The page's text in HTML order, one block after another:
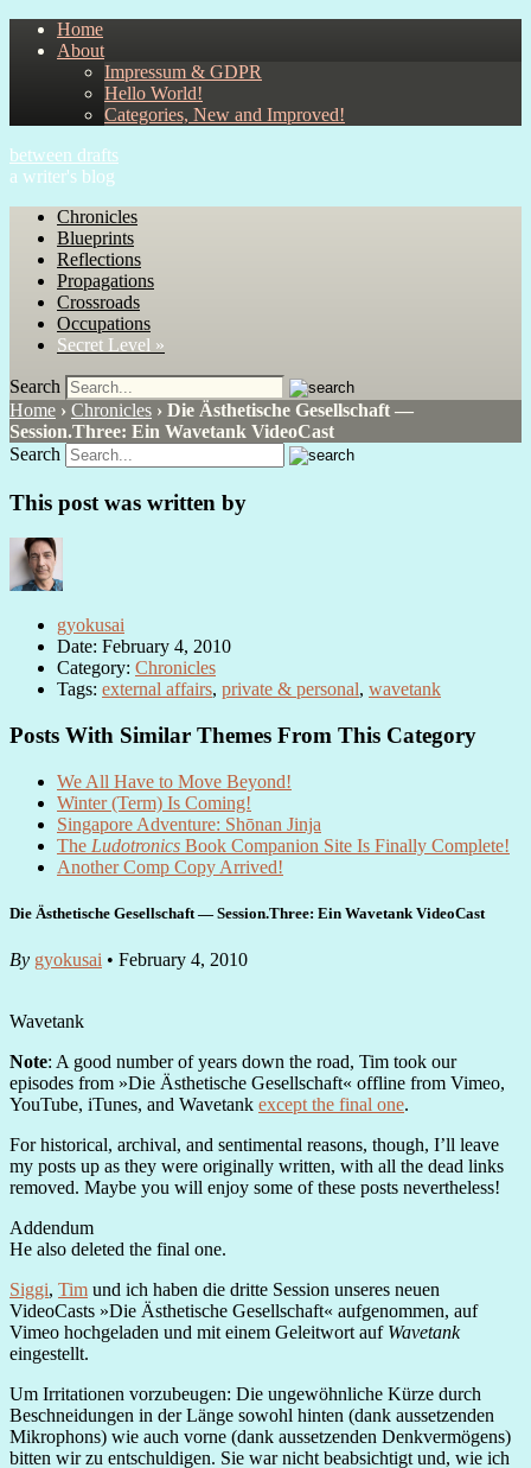
Home
About
Impressum & GDPR
Hello World!
Categories, New and Improved!
between drafts
a writer's blog
Chronicles
Blueprints
Reflections
Propagations
Crossroads
Occupations
Secret Level »
Search
Home › Chronicles › Die Ästhetische Gesellschaft —
Session.Three: Ein Wavetank VideoCast
Search
This post was written by
gyokusai
Date: February 4, 2010
Category: Chronicles
Tags: external affairs, private & personal, wavetank
Posts With Similar Themes From This Category
We All Have to Move Beyond!
Winter (Term) Is Coming!
Singapore Adventure: Shōnan Jinja
The Ludotronics Book Companion Site Is Finally Complete!
Another Comp Copy Arrived!
Die Ästhetische Gesellschaft — Session.Three: Ein Wavetank VideoCast
By gyokusai • February 4, 2010
Wavetank
Note: A good number of years down the road, Tim took our
episodes from »Die Ästhetische Gesellschaft« offline from Vimeo,
YouTube, iTunes, and Wavetank except the final one.
For historical, archival, and sentimental reasons, though, I’ll leave
my posts up as they were originally written, with all the dead links
removed. Maybe you will enjoy some of these posts nevertheless!
Addendum
He also deleted the final one.
Siggi, Tim und ich haben die dritte Session unseres neuen
VideoCasts »Die Ästhetische Gesellschaft« aufgenommen, auf
Vimeo hochgeladen und mit einem Geleitwort auf Wavetank
eingestellt.
Um Irritationen vorzubeugen: Die ungewöhnliche Kürze durch
Beschneidungen in der Länge sowohl hinten (dank aussetzenden
Mikrophons) wie auch vorne (dank aussetzenden Denkvermögens)
bitten wir zu entschuldigen. Sie war nicht beabsichtigt und, wie ich